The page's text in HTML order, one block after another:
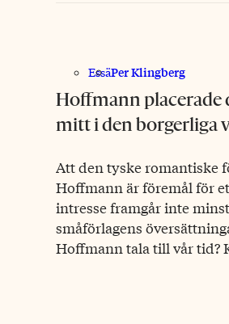
EssäPer Klingberg
Hoffmann placerade
mitt i den borgerliga
Att den tyske romantiske
Hoffmann är föremål för
intresse framgår inte
småförlagens
Hoffmann tala till vår tid?